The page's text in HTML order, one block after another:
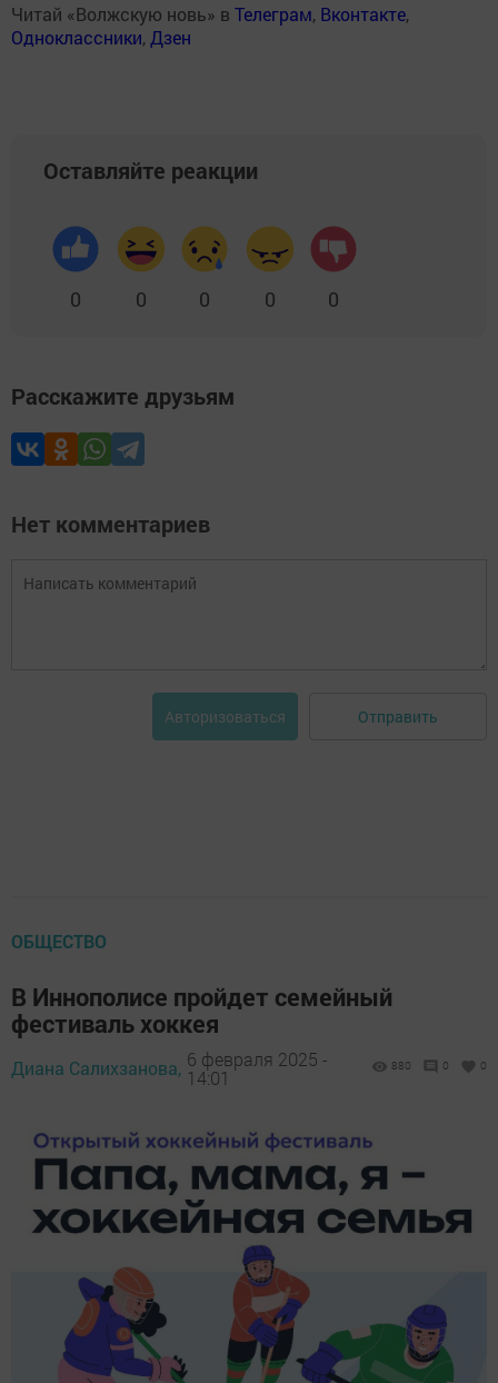
Читай «Волжскую новь» в Телеграм, Вконтакте,
Одноклассники,Дзен
Оставляйте реакции
0 0 0 0 0
Расскажите друзьям
Нет комментариев
Авторизоваться Отправить
ОБЩЕСТВО
В Иннополисе пройдет семейный
фестиваль хоккея
Диана Салихзанова, 6 февраля 2025 -
14:01
880 0 0